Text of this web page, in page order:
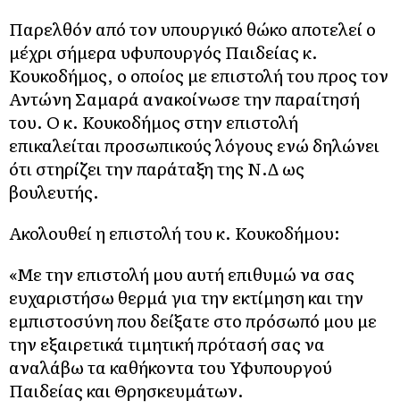
Παρελθόν από τον υπουργικό θώκο αποτελεί ο
μέχρι σήμερα υφυπουργός Παιδείας κ.
Κουκοδήμος, ο οποίος με επιστολή του προς τον
Αντώνη Σαμαρά ανακοίνωσε την παραίτησή
του. Ο κ. Κουκοδήμος στην επιστολή
επικαλείται προσωπικούς λόγους ενώ δηλώνει
ότι στηρίζει την παράταξη της Ν.Δ ως
βουλευτής.
Ακολουθεί η επιστολή του κ. Κουκοδήμου:
«Με την επιστολή μου αυτή επιθυμώ να σας
ευχαριστήσω θερμά για την εκτίμηση και την
εμπιστοσύνη που δείξατε στο πρόσωπό μου με
την εξαιρετικά τιμητική πρότασή σας να
αναλάβω τα καθήκοντα του Υφυπουργού
Παιδείας και Θρησκευμάτων.